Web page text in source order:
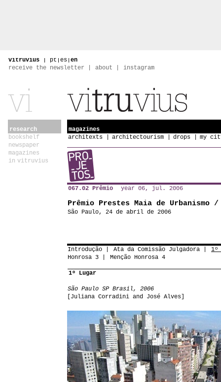
vitruvius | pt | es | en
receive the newsletter
about instagram
research
bookshelf
newspaper
magazines
in vitruvius
magazines
architexts
architectourism drops my
067.02 Prêmio year 06, jul. 2006
Prêmio Prestes Maia de Urbanismo /
São Paulo, 24 de abril de 2006
Introdução Ata da Comissão Julgadora
1º
Honrosa 3
Menção Honrosa 4
1º Lugar
São Paulo SP Brasil, 2006
[Juliana Corradini and José Alves]